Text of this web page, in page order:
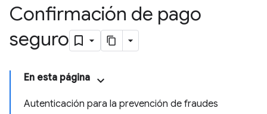
Confirmación de pago
seguro
En esta página
Autenticación para la prevención de fraudes